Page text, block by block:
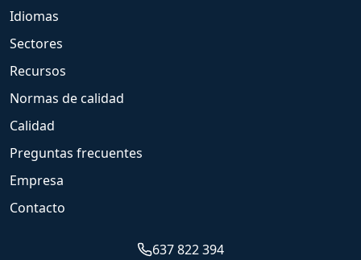
Idiomas
Sectores
Recursos
Normas de calidad
Calidad
Preguntas frecuentes
Empresa
Contacto
637 822 394